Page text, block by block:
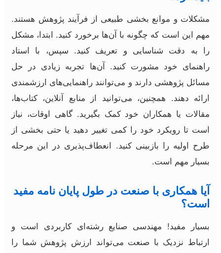
مشکلات و موانع بخشی طبیعی از فرآیند پژوهش هستند.
مهم این است که چگونه با آن‌ها برخورد کنید. ابتدا، مشکل
را به دقت شناسایی و تعریف کنید. سپس، با استاد
راهنمای خود مشورت کنید. آن‌ها تجربه زیادی در حل
مسائل پژوهشی دارند و می‌توانند راهنمایی‌های ارزشمندی
ارائه دهند. همچنین، می‌توانید از منابع آنلاین، کتاب‌ها،
مقالات یا همکاران خود کمک بگیرید. گاهی اوقات، نیاز
است تا رویکرد خود را کمی تغییر دهید یا حتی بخشی از
طرح اولیه را بازبینی کنید. انعطاف‌پذیری در این مرحله
بسیار مهم است.
آیا همکاری با صنعت در طول پایان نامه مفید
است؟
بسیار مفید! مهندسی صنایع رشته‌ای کاربردی است و
ارتباط نزدیک با صنعت می‌تواند ارزش پژوهش شما را